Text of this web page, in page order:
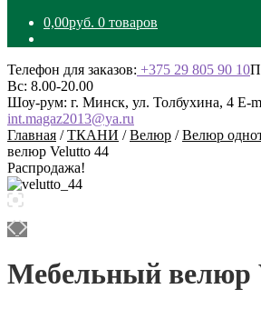
0,00руб. 0 товаров
Телефон для заказов: +375 29 805 90 10
Вс: 8.00-20.00
Шоу-рум: г. Минск, ул. Толбухина, 4 E-
int.magaz2013@ya.ru
Главная /ТКАНИ /Велюр /Велюр
велюр Velutto 44
Распродажа!
Мебельный велюр